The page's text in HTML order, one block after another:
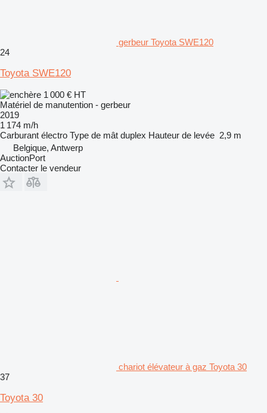
gerbeur Toyota SWE120
24
Toyota SWE120
1 000 € HT
Matériel de manutention - gerbeur
2019
1 174 m/h
Carburant électro Type de mât duplex Hauteur de levée 2,9 m
Belgique, Antwerp
AuctionPort
Contacter le vendeur
chariot élévateur à gaz Toyota 30
37
Toyota 30